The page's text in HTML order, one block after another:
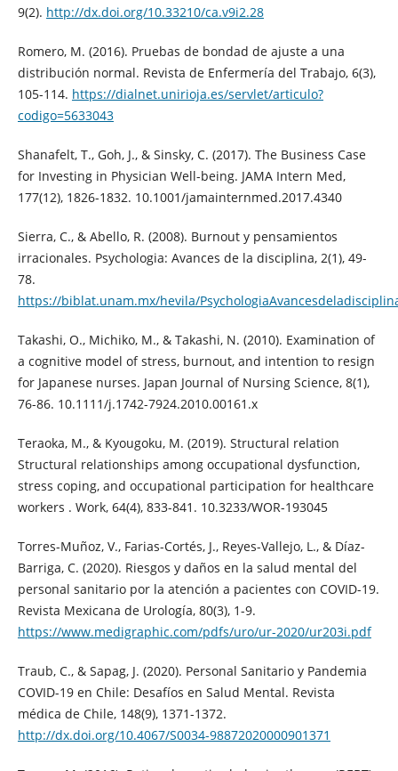
9(2). http://dx.doi.org/10.33210/ca.v9i2.28
Romero, M. (2016). Pruebas de bondad de ajuste a una
distribución normal. Revista de Enfermería del Trabajo, 6(3),
105-114. https://dialnet.unirioja.es/servlet/articulo?
codigo=5633043
Shanafelt, T., Goh, J., & Sinsky, C. (2017). The Business Case
for Investing in Physician Well-being. JAMA Intern Med,
177(12), 1826-1832. 10.1001/jamainternmed.2017.4340
Sierra, C., & Abello, R. (2008). Burnout y pensamientos
irracionales. Psychologia: Avances de la disciplina, 2(1), 49-
78.
https://biblat.unam.mx/hevila/
Takashi, O., Michiko, M., & Takashi, N. (2010). Examination of
a cognitive model of stress, burnout, and intention to resign
for Japanese nurses. Japan Journal of Nursing Science, 8(1),
76-86. 10.1111/j.1742-7924.2010.00161.x
Teraoka, M., & Kyougoku, M. (2019). Structural relation
Structural relationships among occupational dysfunction,
stress coping, and occupational participation for healthcare
workers . Work, 64(4), 833-841. 10.3233/WOR-193045
Torres-Muñoz, V., Farias-Cortés, J., Reyes-Vallejo, L., & Díaz-
Barriga, C. (2020). Riesgos y daños en la salud mental del
personal sanitario por la atención a pacientes con COVID-19.
Revista Mexicana de Urología, 80(3), 1-9.
https://www.medigraphic.com/pdfs/uro/ur-2020/ur203i.pdf
Traub, C., & Sapag, J. (2020). Personal Sanitario y Pandemia
COVID-19 en Chile: Desafíos en Salud Mental. Revista
médica de Chile, 148(9), 1371-1372.
http://dx.doi.org/10.4067/S0034-98872020000901371